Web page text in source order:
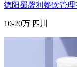
德阳蜀馨利餐饮管理
10-20万 四川